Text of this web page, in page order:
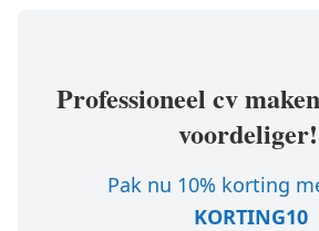
Professioneel cv
voordeliger!
Pak nu 10% korting
KORTING10